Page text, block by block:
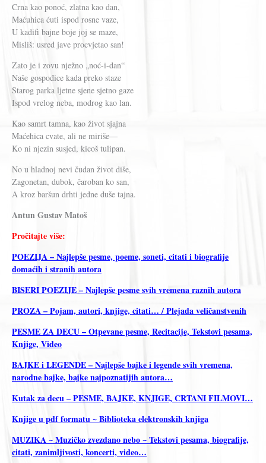
Crna kao ponoć, zlatna kao dan,
Maćuhica ćuti ispod rosne vaze,
U kadifi bajne boje joj se maze,
Misliš: usred jave procvjetao san!
Zato je i zovu nježno „noć-i-dan“
Naše gospođice kada preko staze
Starog parka ljetne sjene sjetno gaze
Ispod vrelog neba, modrog kao lan.
Kao samrt tamna, kao život sjajna
Maćehica cvate, ali ne miriše—
Ko ni njezin susjed, kicoš tulipan.
No u hladnoj nevi čudan život diše,
Zagonetan, dubok, čaroban ko san,
A kroz baršun drhti jedne duše tajna.
Antun Gustav Matoš
Pročitajte više:
POEZIJA – Najlepše pesme, poeme, soneti, citati i biografije
domaćih i stranih autora
BISERI POEZIJE – Najlepše pesme svih vremena raznih autora
PROZA – Pojam, autori, knjige, citati… / Plejada veličanstvenih
PESME ZA DECU – Otpevane pesme, Recitacije, Tekstovi pesama,
Knjige, Video
BAJKE i LEGENDE – Najlepše bajke i legende svih vremena,
narodne bajke, bajke najpoznatijih autora…
Kutak za decu – PESME, BAJKE, KNJIGE, CRTANI FILMOVI…
Knjige u pdf formatu ~ Biblioteka elektronskih knjiga
MUZIKA ~ Muzičko zvezdano nebo ~ Tekstovi pesama, biografije,
citati, zanimljivosti, koncerti, video…